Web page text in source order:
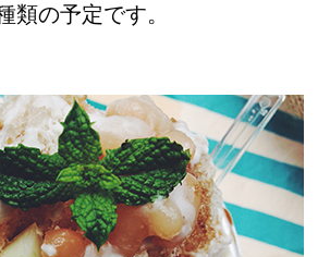
類の予定です。